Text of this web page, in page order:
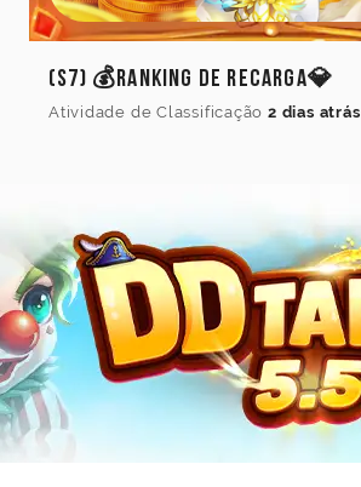
(S7) 💰Ranking de Recarga💎
Atividade de Classificação 2 dias atrás